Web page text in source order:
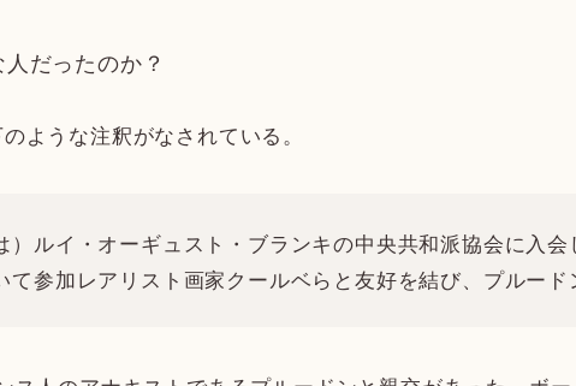
だったのか？
ような注釈がなされている。
ルイ・オーギュスト・ブランキの中央共和派協会に入会
参加レアリスト画家クールベらと友好を結び、プルード